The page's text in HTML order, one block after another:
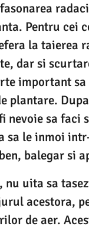
Pentru cei
la taierea
dar si
important
plantare.
nevoie sa faci
sa le inmoi
balegar si
nu uita sa
acestora,
de aer.